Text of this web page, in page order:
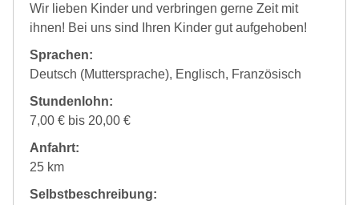
Wir lieben Kinder und verbringen gerne Zeit mit
ihnen! Bei uns sind Ihren Kinder gut aufgehoben!
Sprachen:
Deutsch (Muttersprache), Englisch, Französisch
Stundenlohn:
7,00 € bis 20,00 €
Anfahrt:
25 km
Selbstbeschreibung: